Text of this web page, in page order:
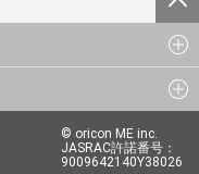
© oricon ME inc.
JASRAC許諾番号：
9009642140Y38026